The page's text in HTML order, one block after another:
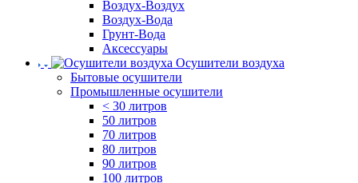
Воздух-Воздух
Воздух-Вода
Грунт-Вода
Аксессуары
Осушители воздуха
Бытовые осушители
Промышленные осушители
< 30 литров
50 литров
70 литров
80 литров
90 литров
100 литров